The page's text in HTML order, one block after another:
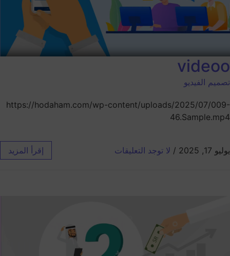
videoo
تصميم الفيديو
https://hodaham.com/wp-content/uploads/2025/07/009-
46.Sample.mp4
يوليو 17, 2025 / لا توجد التعليقات إقرأ المزيد